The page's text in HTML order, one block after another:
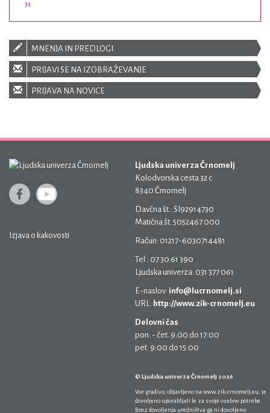
31
MNENJA IN PREDLOGI
PRIJAVI SE NA IZOBRAŽEVANJE
PRIJAVA NA NOVICE
Izjava o kakovosti
Ljudska univerza Črnomelj
Kolodvorska cesta 32 c
8340 Črnomelj
Davčna št.: SI92914730
Matična št: 5052467 000
Račun: 01217-6030714481
Tel.: 07 30 61 390
Ljudska univerza: 031 377 061
E-naslov: info@lucrnomelj.si
URL: http://www.zik-crnomelj.eu
Delovni čas
pon. - čet. 9:00 do 17:00
pet. 9:00 do 15:00
© Ljudska univerza Črnomelj 2026
Vse gradivo, objavljeno na www.zik-crnomelj.eu , je
dovoljeno uporabljati le za svoje osebne potrebe.
Brez dovoljenja uredništva ga ni dovoljeno